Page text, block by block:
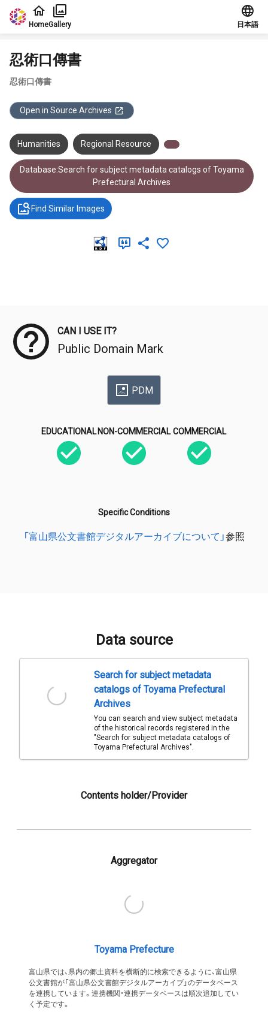
Jump to main content
HomeGallery 日本語
忍術口傳書
忍術口傳書
Open in Source Archives
Humanities Regional Resource
Database:Search for subject metadata catalogs of Toyama
Prefectural Archives
Find Similar Images
CAN I USE IT?
Public Domain Mark
PDM
EDUCATIONAL NON-COMMERCIAL COMMERCIAL
Specific Conditions
「富山県公文書館デジタルアーカイブについて」参照
Data source
Search for subject metadata
catalogs of Toyama Prefectural
Archives
You can search and view subject metadata
of the historical records registered in the
"Search for subject metadata catalogs of
Toyama Prefectural Archives".
Contents holder/Provider
Aggregator
Toyama Prefecture
富山県では、県内の郷土資料を横断的に検索できるように、富山県
公文書館が「富山県公文書館デジタルアーカイブ」のデータベース
を連携しています。連携機関・連携データベースは順次追加してい
く予定です。